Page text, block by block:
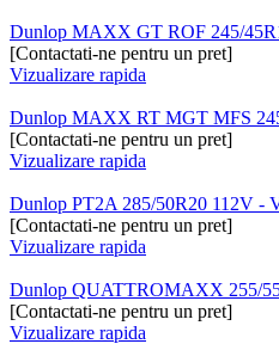
Dunlop MAXX GT ROF 245/
[Contactati-ne pentru un pret]
Vizualizare rapida
Dunlop MAXX RT MGT MFS
[Contactati-ne pentru un pret]
Vizualizare rapida
Dunlop PT2A 285/50R20 112V -
[Contactati-ne pentru un pret]
Vizualizare rapida
Dunlop QUATTROMAXX 255/
[Contactati-ne pentru un pret]
Vizualizare rapida